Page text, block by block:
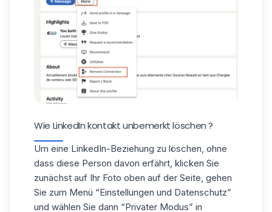
Wie LinkedIn kontakt unbemerkt löschen​ ?
Um eine LinkedIn-Beziehung zu löschen, ohne
dass diese Person davon erfährt, klicken Sie
zunächst auf Ihr Foto oben auf der Seite, gehen
Sie zum Menü “Einstellungen und Datenschutz”
und wählen Sie dann “Privater Modus” in